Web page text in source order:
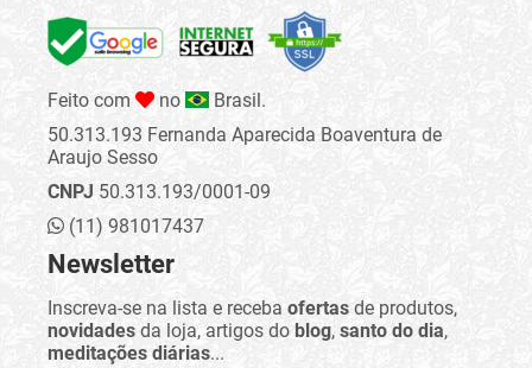
Feito com no
Brasil.
50.313.193 Fernanda Aparecida Boaventura de
Araujo Sesso
CNPJ 50.313.193/0001-09
(11) 981017437
Newsletter
Inscreva-se na lista e receba ofertas de produtos,
novidades da loja, artigos do blog, santo do dia,
meditações diárias...